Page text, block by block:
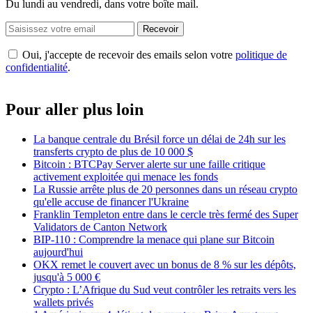
Du lundi au vendredi, dans votre boîte mail.
Recevoir
Oui, j'accepte de recevoir des emails selon votre politique de
confidentialité.
Pour aller plus loin
La banque centrale du Brésil force un délai de 24h sur les
transferts crypto de plus de 10 000 $
Bitcoin : BTCPay Server alerte sur une faille critique
activement exploitée qui menace les fonds
La Russie arrête plus de 20 personnes dans un réseau crypto
qu'elle accuse de financer l'Ukraine
Franklin Templeton entre dans le cercle très fermé des Super
Validators de Canton Network
BIP-110 : Comprendre la menace qui plane sur Bitcoin
aujourd'hui
OKX remet le couvert avec un bonus de 8 % sur les dépôts,
jusqu'à 5 000 €
Crypto : L’Afrique du Sud veut contrôler les retraits vers les
wallets privés